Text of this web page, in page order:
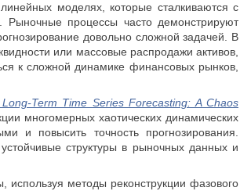
моделях, которые сталкиваются с
Рыночные процессы часто демонстрируют
довольно сложной задачей. В
или массовые распродажи активов,
к сложной динамике финансовых рынков,
Term Time Series Forecasting: A Chaos
многомерных хаотических динамических
и повысить точность прогнозирования.
структуры в рыночных данных и
методы реконструкции фазового